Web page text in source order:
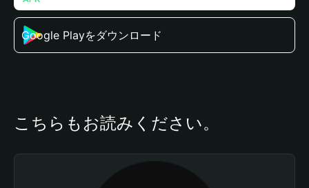
Google Playをダウンロード
こちらもお読みください。